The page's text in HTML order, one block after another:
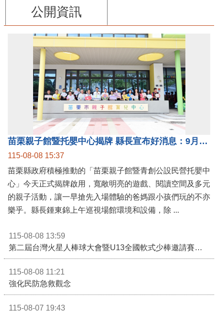
公開資訊
苗栗親子館暨托嬰中心揭牌 縣長宣布好消息：9月1日起調降臨時托嬰費用
115-08-08 15:37
苗栗縣政府積極推動的「苗栗親子館暨青創公設民營托嬰中
心」今天正式揭牌啟用，寬敞明亮的遊戲、閱讀空間及多元
的親子活動，讓一早搶先入場體驗的爸媽跟小孩們玩的不亦
樂乎。縣長鍾東錦上午巡視場館環境和設備，除 ...
115-08-08 13:59
第二屆台灣火星人棒球大會暨U13全國軟式少棒邀請賽在苗栗舉辦
115-08-08 11:21
強化民防急救觀念
115-08-07 19:43